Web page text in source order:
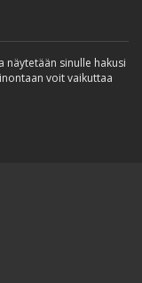
näytetään sinulle hakusi
voit vaikuttaa